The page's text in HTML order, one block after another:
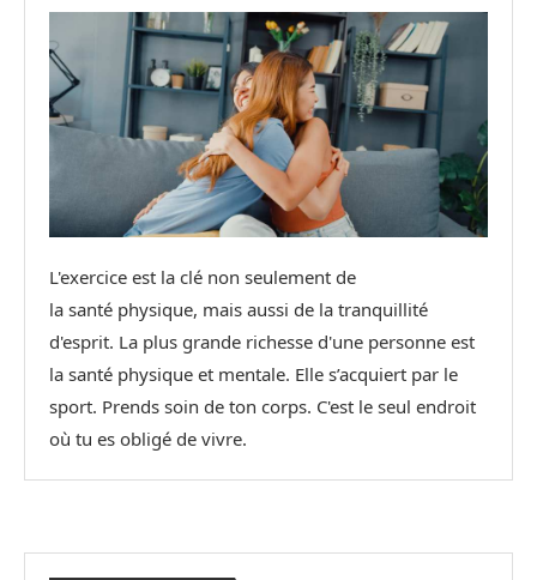
L'exercice est la clé non seulement de
la santé physique, mais aussi de la tranquillité
d'esprit. La plus grande richesse d'une personne est
la santé physique et mentale. Elle s’acquiert par le
sport. Prends soin de ton corps. C'est le seul endroit
où tu es obligé de vivre.